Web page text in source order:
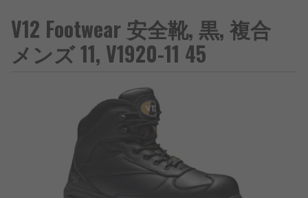
V12 Footwear 安全靴, 黒, 複合
メンズ 11, V1920-11 45